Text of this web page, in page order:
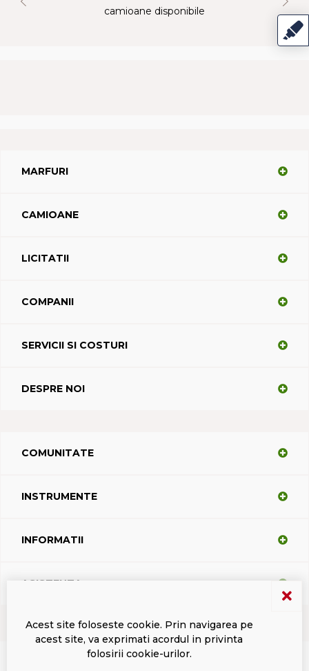
camioane disponibile
MARFURI
CAMIOANE
LICITATII
COMPANII
SERVICII SI COSTURI
DESPRE NOI
COMUNITATE
INSTRUMENTE
INFORMATII
ASISTENTA
Politica de confidentialitate
Acest site foloseste cookie. Prin navigarea pe
acest site, va exprimati acordul in privinta
folosirii cookie-urilor.